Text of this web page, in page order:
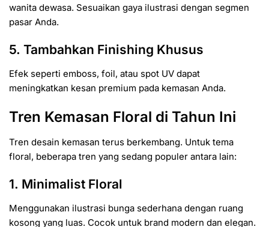
wanita dewasa. Sesuaikan gaya ilustrasi dengan segmen
pasar Anda.
5. Tambahkan Finishing Khusus
Efek seperti emboss, foil, atau spot UV dapat
meningkatkan kesan premium pada kemasan Anda.
Tren Kemasan Floral di Tahun Ini
Tren desain kemasan terus berkembang. Untuk tema
floral, beberapa tren yang sedang populer antara lain:
1. Minimalist Floral
Menggunakan ilustrasi bunga sederhana dengan ruang
kosong yang luas. Cocok untuk brand modern dan elegan.